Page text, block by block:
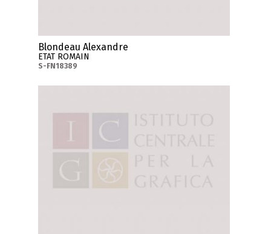
Blondeau Alexandre
ETAT ROMAIN
S-FN18389